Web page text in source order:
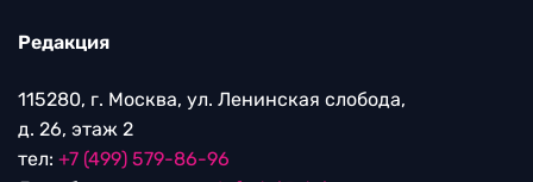
Редакция
115280, г. Москва, ул. Ленинская слобода,
д. 26, этаж 2
тел: +7 (499) 579-86-96